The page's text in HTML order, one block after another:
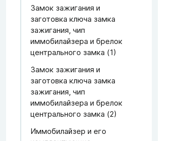
Замок зажигания и
заготовка ключа замка
зажигания, чип
иммобилайзера и брелок
центрального замка (1)
Замок зажигания и
заготовка ключа замка
зажигания, чип
иммобилайзера и брелок
центрального замка (2)
Иммобилайзер и его